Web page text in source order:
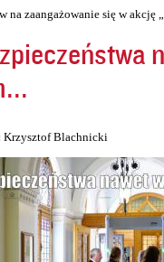
na zaangażowanie się w akcję
Krzysztof Blachnicki